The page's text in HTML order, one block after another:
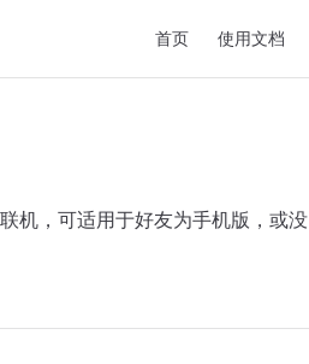
首页 使用文档
机，可适用于好友为手机版，或没